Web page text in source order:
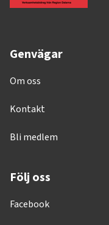
Genvägar
Om oss
Kontakt
Bli medlem
Följ oss
Facebook